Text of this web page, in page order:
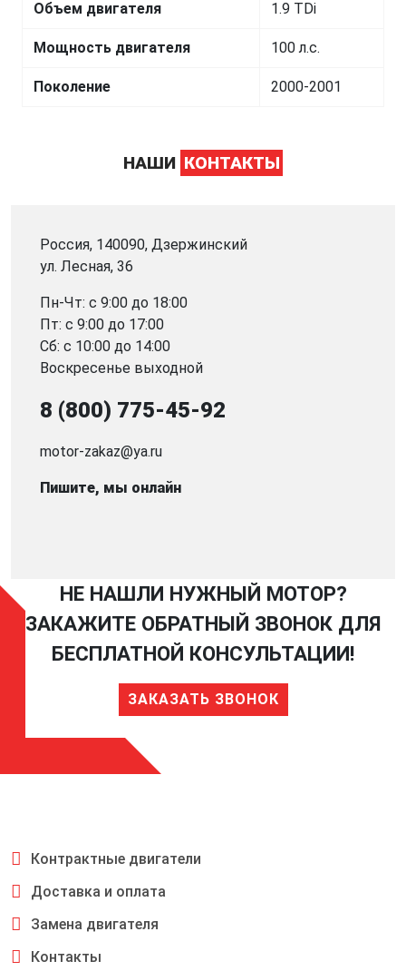
Объем двигателя 1.9 TDi
Мощность двигателя 100 л.с.
Поколение 2000-2001
НАШИ КОНТАКТЫ
Россия, 140090, Дзержинский
ул. Лесная, 36
Пн-Чт: с 9:00 до 18:00
Пт: с 9:00 до 17:00
Сб: с 10:00 до 14:00
Воскресенье выходной
8 (800) 775-45-92
motor-zakaz@ya.ru
Пишите, мы онлайн
НЕ НАШЛИ НУЖНЫЙ МОТОР?
ЗАКАЖИТЕ ОБРАТНЫЙ ЗВОНОК ДЛЯ
БЕСПЛАТНОЙ КОНСУЛЬТАЦИИ!
ЗАКАЗАТЬ ЗВОНОК
Контрактные двигатели
Доставка и оплата
Замена двигателя
Контакты